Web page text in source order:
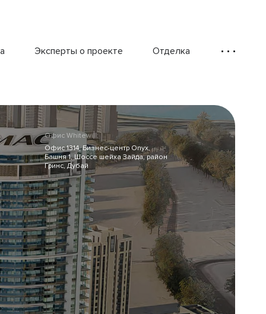
Эксперты о проекте Отделка
Офис Whitewill:
Офис 1314, Бизнес-центр Onyx,
Башня 1, Шоссе шейха Зайда, район
Гринс, Дубай